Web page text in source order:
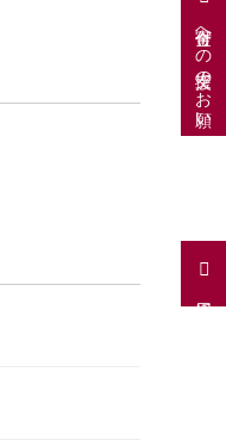
寄付金への支援のお願い